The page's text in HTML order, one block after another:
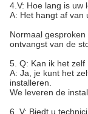
4.V: Hoe lang is uw
A: Het hangt af van
Normaal
ontvangst van de
5. Q: Kan ik het zelf
A: Ja, je kunt het
installeren.
We leveren de
6. V: Biedt u